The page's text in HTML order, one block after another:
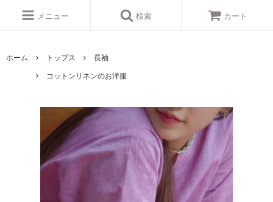
メニュー 検索 カート
ホーム トップス
長袖
コットンリネンのお洋服